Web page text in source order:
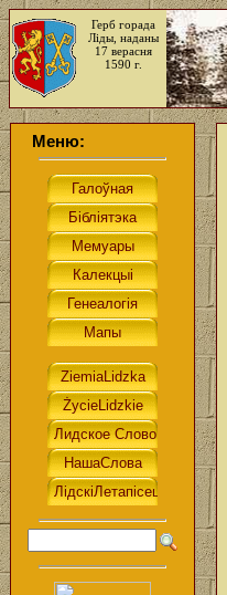
Герб горада
Ліды, наданы
17 верасня
1590 г.
Меню: